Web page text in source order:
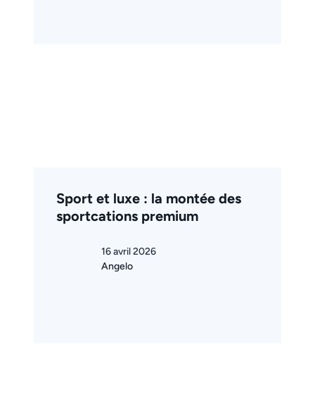
Sport et luxe : la montée des
sportcations premium
16 avril 2026
Angelo